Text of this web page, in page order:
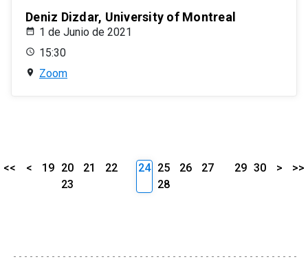
Deniz Dizdar, University of Montreal
1 de Junio de 2021
15:30
Zoom
<< < 19 20 21
22
23
24 25 26
27
28
29 30 > >>